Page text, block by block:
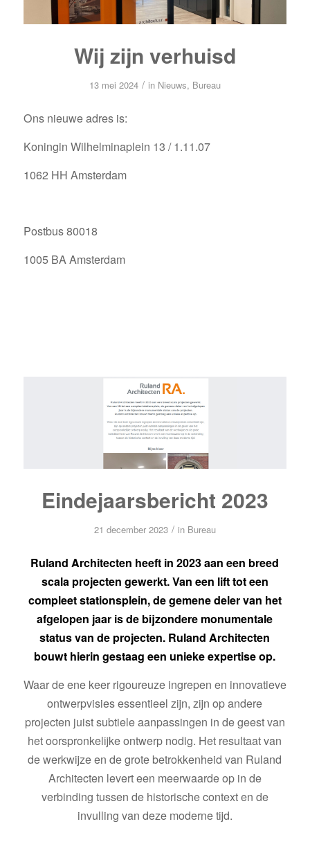
Wij zijn verhuisd
13 mei 2024 / in Nieuws, Bureau
Ons nieuwe adres is:
Koningin Wilhelminaplein 13 / 1.11.07
1062 HH Amsterdam
Postbus 80018
1005 BA Amsterdam
Eindejaarsbericht 2023
21 december 2023 / in Bureau
Ruland Architecten heeft in 2023 aan een breed
scala projecten gewerkt. Van een lift tot een
compleet stationsplein, de gemene deler van het
afgelopen jaar is de bijzondere monumentale
status van de projecten. Ruland Architecten
bouwt hierin gestaag een unieke expertise op.
Waar de ene keer rigoureuze ingrepen en innovatieve
ontwerpvisies essentieel zijn, zijn op andere
projecten juist subtiele aanpassingen in de geest van
het oorspronkelijke ontwerp nodig. Het resultaat van
de werkwijze en de grote betrokkenheid van Ruland
Architecten levert een meerwaarde op in de
verbinding tussen de historische context en de
invulling van deze moderne tijd.